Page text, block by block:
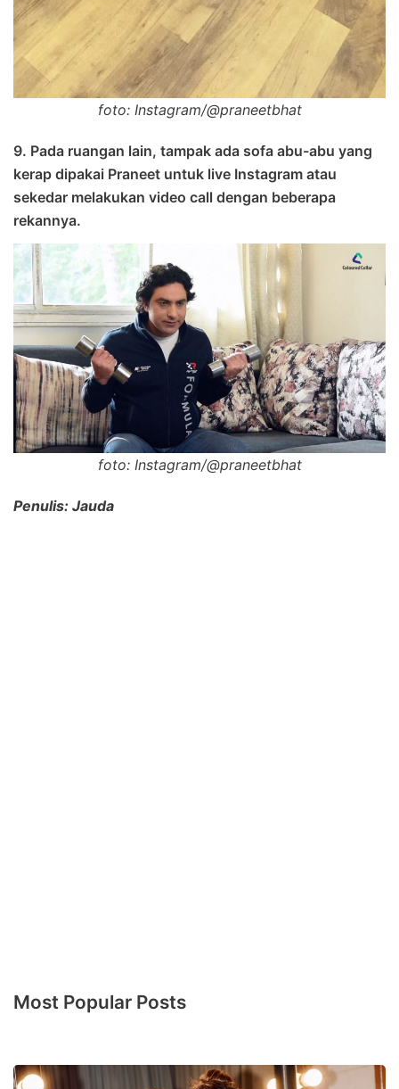
foto: Instagram/@praneetbhat
9. Pada ruangan lain, tampak ada sofa abu-abu yang
kerap dipakai Praneet untuk live Instagram atau
sekedar melakukan video call dengan beberapa
rekannya.
foto: Instagram/@praneetbhat
Penulis: Jauda
Most Popular Posts